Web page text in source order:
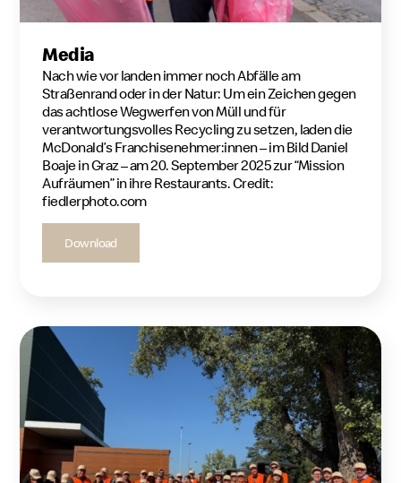
Media
Nach wie vor landen immer noch Abfälle am
Straßenrand oder in der Natur: Um ein Zeichen gegen
das achtlose Wegwerfen von Müll und für
verantwortungsvolles Recycling zu setzen, laden die
McDonald’s Franchisenehmer:innen – im Bild Daniel
Boaje in Graz – am 20. September 2025 zur “Mission
Aufräumen” in ihre Restaurants. Credit:
fiedlerphoto.com
Download